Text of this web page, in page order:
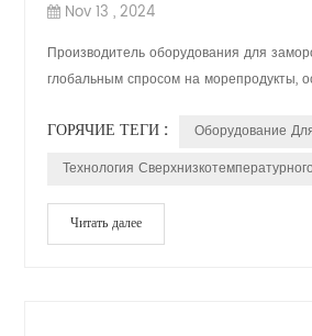
Nov 13 , 2024
Производитель оборудования для
глобальным спросом на морепродукты,
ГОРЯЧИЕ ТЕГИ : Оборудование
Технология
Читать далее